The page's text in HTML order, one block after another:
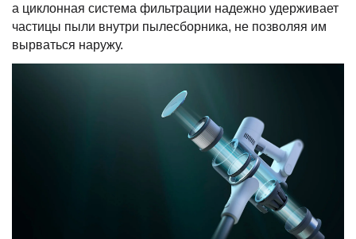
а циклонная система фильтрации надежно удерживает
частицы пыли внутри пылесборника, не позволяя им
вырваться наружу.